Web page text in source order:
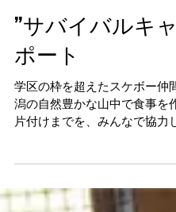
”サバイバルキャ
ポート
学区の枠を超えたスケボー仲
り、虫取り、飛込み等、